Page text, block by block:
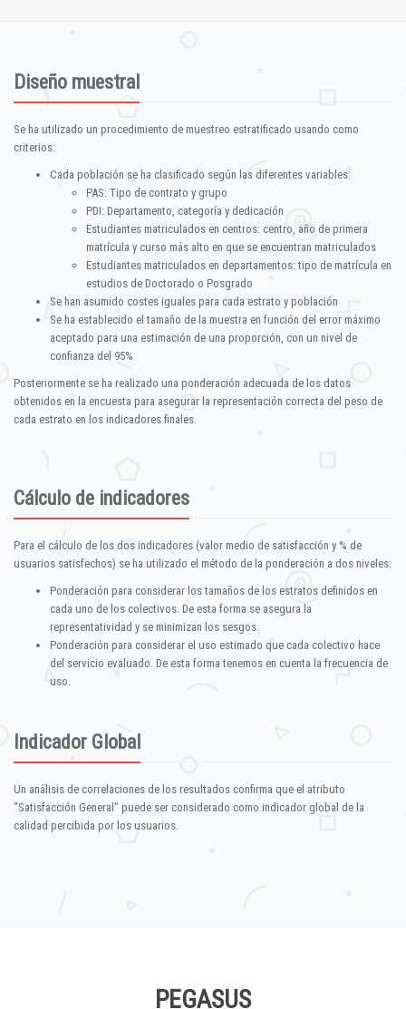
Diseño muestral
Se ha utilizado un procedimiento de muestreo estratificado usando como
criterios:
Cada población se ha clasificado según las diferentes variables:
PAS: Tipo de contrato y grupo
PDI: Departamento, categoría y dedicación
Estudiantes matriculados en centros: centro, año de primera
matrícula y curso más alto en que se encuentran matriculados
Estudiantes matriculados en departamentos: tipo de matrícula en
estudios de Doctorado o Posgrado
Se han asumido costes iguales para cada estrato y población
Se ha establecido el tamaño de la muestra en función del error máximo
aceptado para una estimación de una proporción, con un nivel de
confianza del 95%
Posteriormente se ha realizado una ponderación adecuada de los datos
obtenidos en la encuesta para asegurar la representación correcta del peso de
cada estrato en los indicadores finales.
Cálculo de indicadores
Para el cálculo de los dos indicadores (valor medio de satisfacción y % de
usuarios satisfechos) se ha utilizado el método de la ponderación a dos niveles:
Ponderación para considerar los tamaños de los estratos definidos en
cada uno de los colectivos. De esta forma se asegura la
representatividad y se minimizan los sesgos.
Ponderación para considerar el uso estimado que cada colectivo hace
del servicio evaluado. De esta forma tenemos en cuenta la frecuencia de
uso.
Indicador Global
Un análisis de correlaciones de los resultados confirma que el atributo
"Satisfacción General" puede ser considerado como indicador global de la
calidad percibida por los usuarios.
PEGASUS